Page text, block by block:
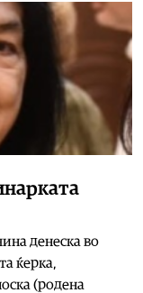
денеска во
ќерка,
(родена